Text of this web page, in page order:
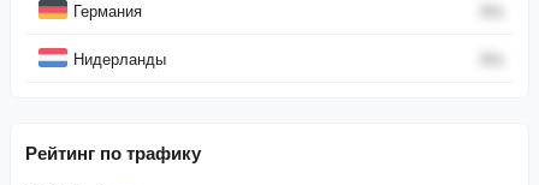
Германия 0%
Нидерланды 0%
Рейтинг по трафику